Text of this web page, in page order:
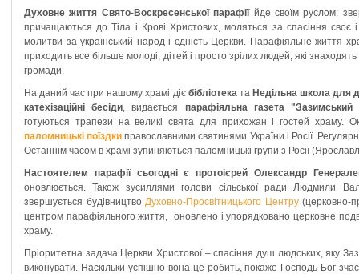
Духовне життя Свято-Воскресенської парафіїйде своїм руслом:
причащаються до Тіла і Крові Христових, моляться за спасіння своє
молитви за український народ і єдність Церкви. Парафіяльне життя
приходить все більше молоді, дітей і просто зрілих людей, які
громади.
На даний час при нашому храмі діє бібліотеката Недільна школа для
катехізаційні бесіди, видається парафіяльна газета "Зазимський
готуються трапези на великі свята для прихожан і гостей храму.
паломницькі поїздки православними святинями України і Росії.
Останнім часом в храмі зупиняються паломницькі групи з Росії
Настоятелем парафії сьогодні є протоієрей Олександр
оновлюється. Також зусиллями голови сільської ради Людмили
звершується будівництвоДуховно-Просвітницького Центру(церковно-
центром парафіяльного життя, оновлено і упорядковано церковне
храму.
Пріоритетна задача Церкви Христової – спасіння душ людських, яку
виконувати. Наскільки успішно вона це робить, покаже Господь Бог